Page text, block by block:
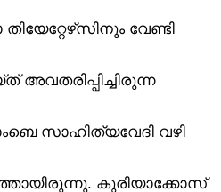
വേണ്ടി
അവതരിപ്പിച്ചിരുന്ന
സാഹിത്യവേദി വഴി
കുരിയാക്കോസ്